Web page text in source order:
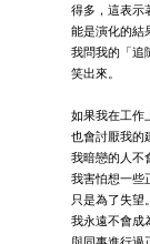
得多，這表示
能是演化的結
我問我的「追
笑出來。
如果我在工作
也會討厭我的
我暗戀的人不
我害怕想一些
只是為了失望。
我永遠不會成